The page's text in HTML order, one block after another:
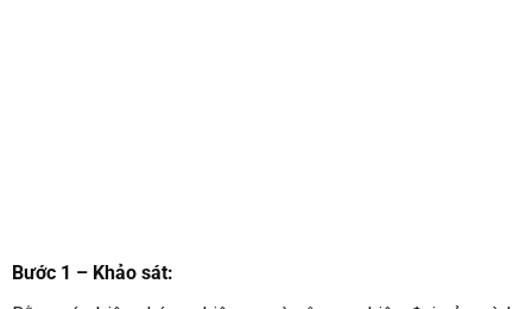
Bước 1 – Khảo sát: